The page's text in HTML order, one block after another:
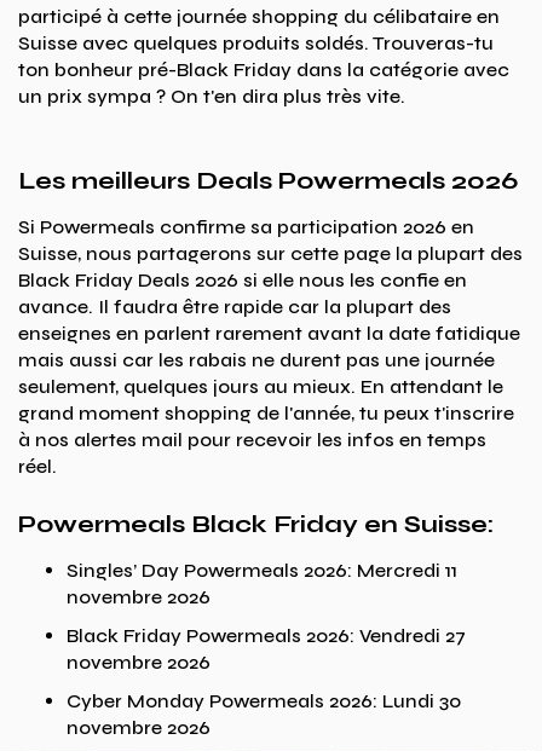
participé à cette journée shopping du célibataire en
Suisse avec quelques produits soldés. Trouveras-tu
ton bonheur pré-Black Friday dans la catégorie avec
un prix sympa ? On t'en dira plus très vite.
Les meilleurs Deals Powermeals 2026
Si Powermeals confirme sa participation 2026 en
Suisse, nous partagerons sur cette page la plupart des
Black Friday Deals 2026 si elle nous les confie en
avance. Il faudra être rapide car la plupart des
enseignes en parlent rarement avant la date fatidique
mais aussi car les rabais ne durent pas une journée
seulement, quelques jours au mieux. En attendant le
grand moment shopping de l'année, tu peux t'inscrire
à nos alertes mail pour recevoir les infos en temps
réel.
Powermeals Black Friday en Suisse:
Singles’ Day Powermeals 2026: Mercredi 11
novembre 2026
Black Friday Powermeals 2026: Vendredi 27
novembre 2026
Cyber Monday Powermeals 2026: Lundi 30
novembre 2026